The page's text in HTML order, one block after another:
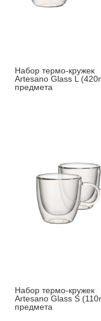
Набор термо-кружек
Artesano Glass L
предмета
Набор термо-кружек
Artesano Glass S
предмета